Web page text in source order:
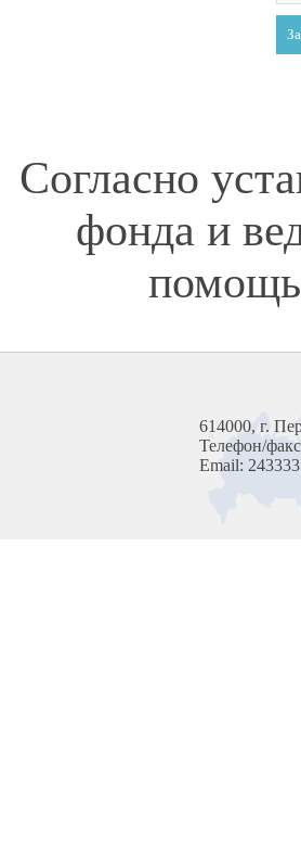
Согласно
фонда и
помощь
614000, г.
Телефон/
Email: